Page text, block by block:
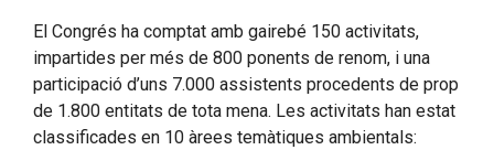
El Congrés ha comptat amb gairebé 150 activitats,
impartides per més de 800 ponents de renom, i una
participació d’uns 7.000 assistents procedents de prop
de 1.800 entitats de tota mena. Les activitats han estat
classificades en 10 àrees temàtiques ambientals: